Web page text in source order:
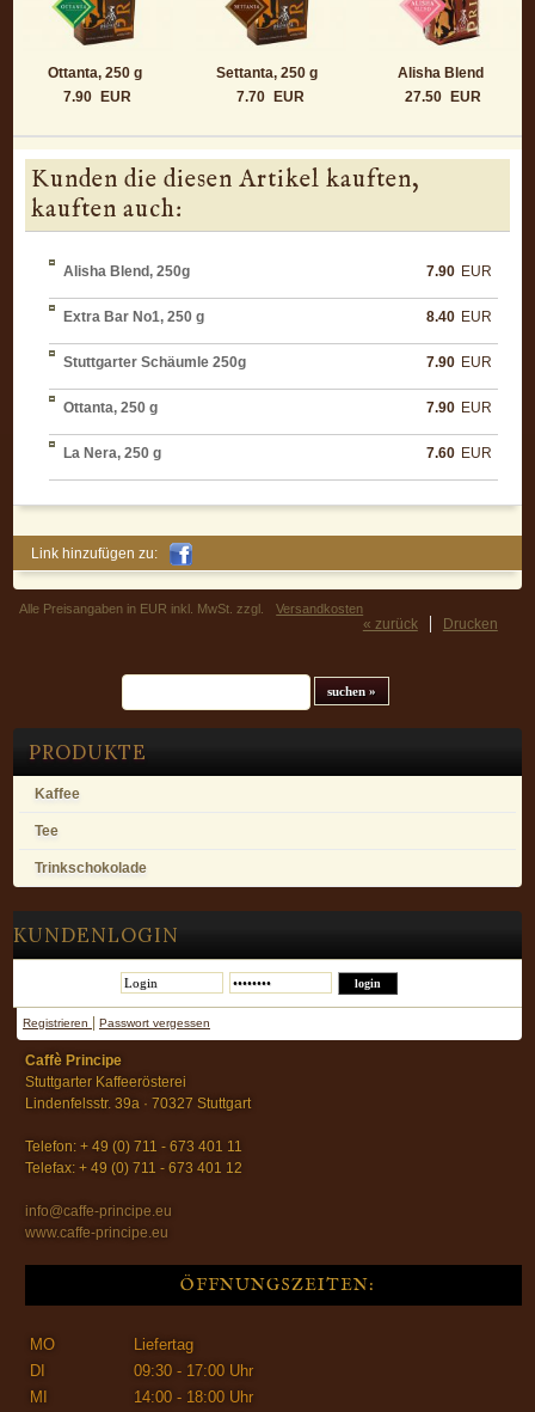
PRODUKTE
Kaffee
Tee
Trinkschokolade
KUNDENLOGIN
Registrieren Passwort vergessen
Caffè Principe
Stuttgarter Kaffeerösterei
Lindenfelsstr. 39a · 70327 Stuttgart
Telefon: + 49 (0) 711 - 673 401 11
Telefax: + 49 (0) 711 - 673 401 12
info@caffe-principe.eu
www.caffe-principe.eu
ÖFFNUNGSZEITEN:
MO
Liefertag
DI
09:30 - 17:00 Uhr
MI
14:00 - 18:00 Uhr
Ottanta, 250 g
7.90
EUR
Settanta, 250 g
7.70
EUR
Alisha Blend
27.50
EUR
Kunden die diesen Artikel kauften,
kauften auch:
Alisha Blend, 250g 7.90 EUR
Extra Bar No1, 250 g 8.40 EUR
Stuttgarter Schäumle 250g 7.90 EUR
Ottanta, 250 g 7.90 EUR
La Nera, 250 g 7.60 EUR
Link hinzufügen zu:
Alle Preisangaben in EUR inkl. MwSt. zzgl. Versandkosten
Drucken
« zurück